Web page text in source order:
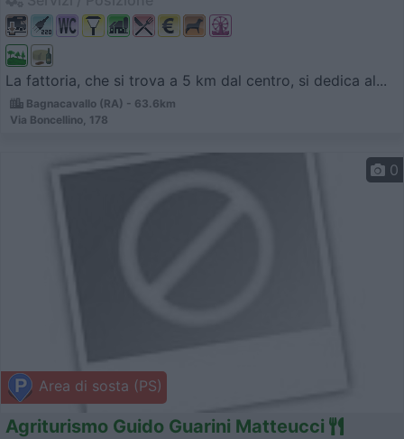
La fattoria, che si trova a 5 km dal centro, si dedica al...
Bagnacavallo (RA) - 63.6km
Via Boncellino, 178
Area di sosta (PS)
0
Agriturismo Guido Guarini Matteucci